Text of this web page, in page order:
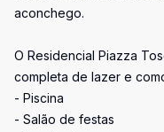
aconchego.
O Residencial Piazza
completa de lazer e
- Piscina
- Salão de festas